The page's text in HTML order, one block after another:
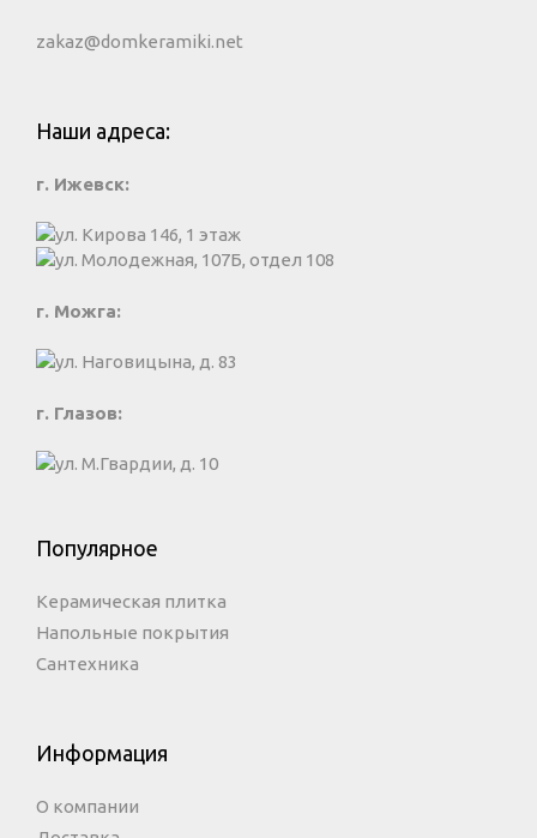
zakaz@domkeramiki.net
Наши адреса:
г. Ижевск:
ул. Кирова 146, 1 этаж
ул. Молодежная, 107Б, отдел 108
г. Можга:
ул. Наговицына, д. 83
г. Глазов:
ул. М.Гвардии, д. 10
Популярное
Керамическая плитка
Напольные покрытия
Сантехника
Информация
О компании